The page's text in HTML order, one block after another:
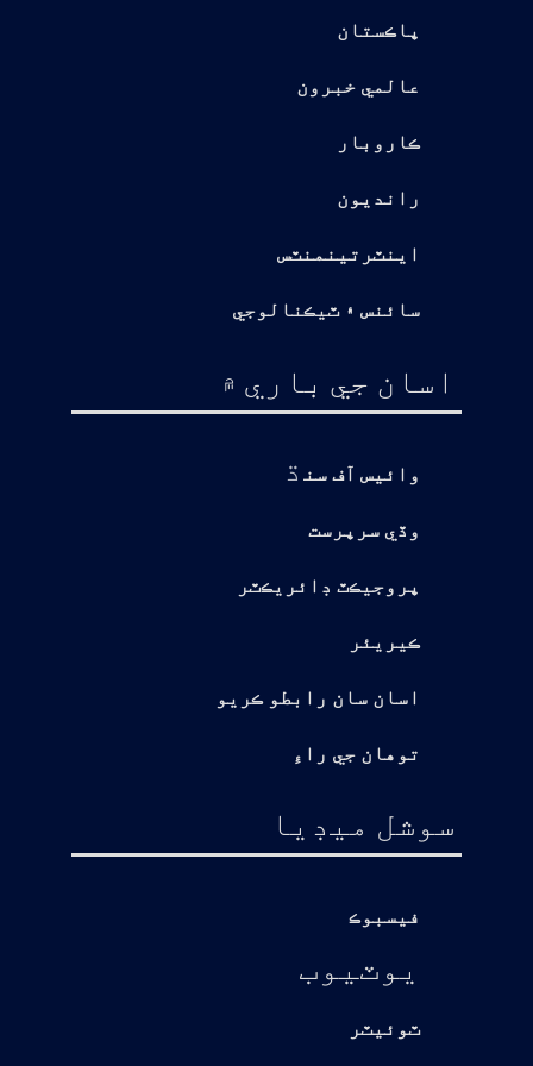
پاڪستان
عالمي خبرون
ڪاروبار
رانديون
اينٽرتينمنٽس
سائنس ۽ ٽيڪنالوجي
اسان جي باري ۾
وائيس آف سن ڌ
وڏي سرپرست
پروجيڪٽ ڊائريڪٽر
ڪيريئر
اسان سان رابطو ڪريو
توهان جي راءِ
سوشل ميڊيا
فيسبوڪ
يوٽيوب
ٽوئيٽر